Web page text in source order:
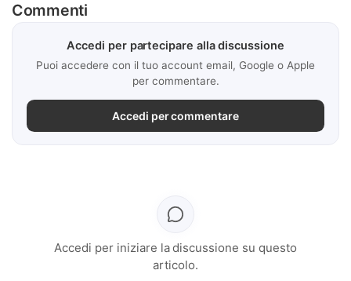
Commenti
Accedi per partecipare alla discussione
Puoi accedere con il tuo account email, Google o Apple
per commentare.
Accedi per commentare
Accedi per iniziare la discussione su questo
articolo.